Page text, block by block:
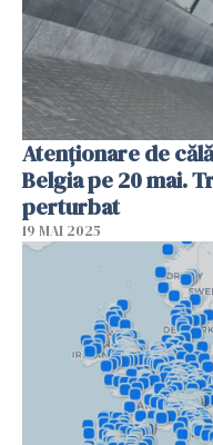
Atenționare de
Belgia pe 20 mai.
perturbat
19 MAI 2025